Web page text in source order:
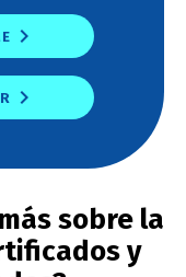
sobre la
y